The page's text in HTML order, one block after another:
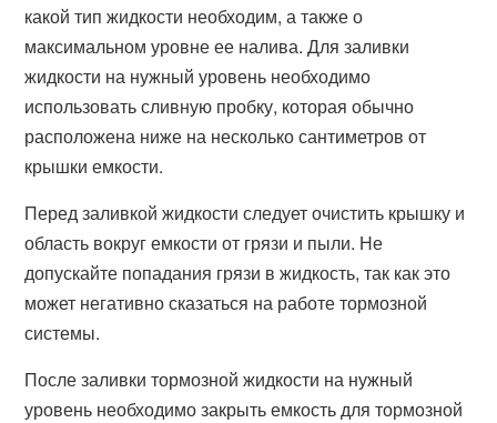
какой тип жидкости необходим, а также о
максимальном уровне ее налива. Для заливки
жидкости на нужный уровень необходимо
использовать сливную пробку, которая обычно
расположена ниже на несколько сантиметров от
крышки емкости.
Перед заливкой жидкости следует очистить крышку и
область вокруг емкости от грязи и пыли. Не
допускайте попадания грязи в жидкость, так как это
может негативно сказаться на работе тормозной
системы.
После заливки тормозной жидкости на нужный
уровень необходимо закрыть емкость для тормозной